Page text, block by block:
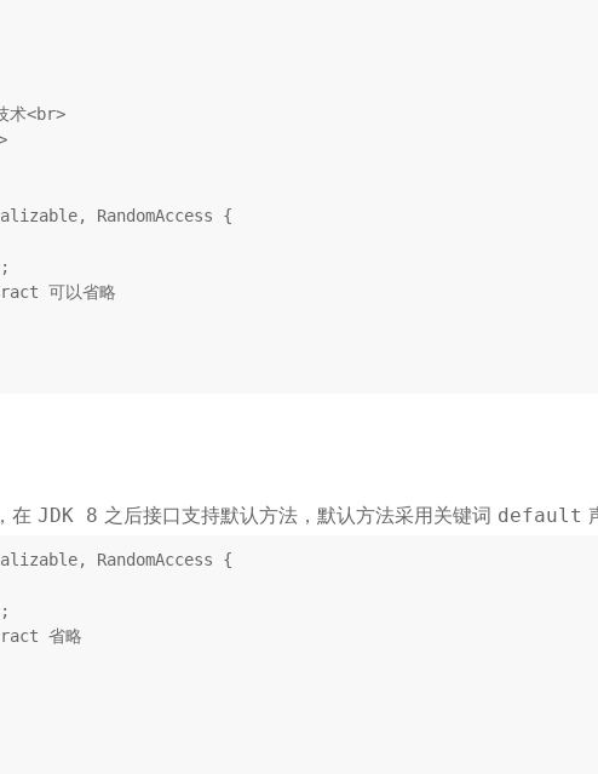
术<br>
, RandomAccess {
;
可以省略
在 JDK 8 之后接口支持默认方法，默认方法采用关键词 default
, RandomAccess {
;
省略